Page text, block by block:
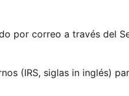
por correo a través del
(IRS, siglas in inglés)